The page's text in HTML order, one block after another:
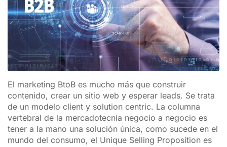
El marketing BtoB es mucho más que construir
contenido, crear un sitio web y esperar leads. Se trata
de un modelo client y solution centric. La columna
vertebral de la mercadotecnia negocio a negocio es
tener a la mano una solución única, como sucede en el
mundo del consumo, el Unique Selling Proposition es